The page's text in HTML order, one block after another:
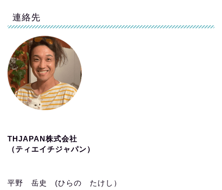
連絡先
THJAPAN株式会社
（ティエイチジャパン）
平野 岳史 (ひらの たけし）